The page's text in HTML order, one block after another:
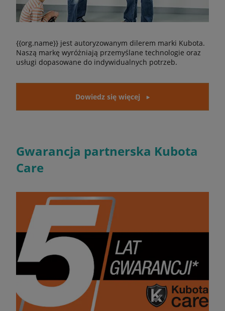
{{org.name}} jest autoryzowanym dilerem marki Kubota.
Naszą markę wyróżniają przemyślane technologie oraz
usługi dopasowane do indywidualnych potrzeb.
Dowiedz się więcej
Gwarancja partnerska Kubota
Care